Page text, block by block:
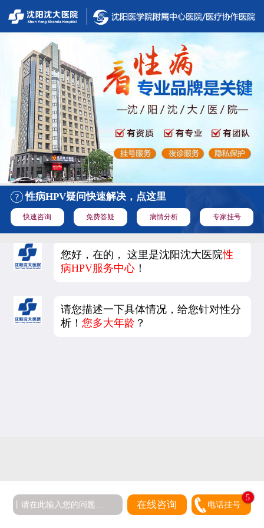
性病HPV疑问快速解决，点这里
快速咨询 免费答疑 病情分析 专家挂号
您好，在的， 这里是沈阳沈大医院性
病HPV服务中心 ！
请您描述一下具体情况，给您针对性分
析！您多大年龄 ？
在线咨询 电话挂号
5